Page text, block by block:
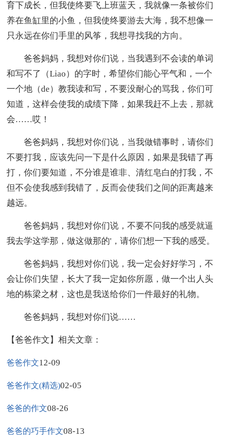
育下成长，但我使终要飞上班蓝天，我就像一条被你们
养在鱼缸里的小鱼，但我使终要游去大海，我不想像一
只永远在你们手里的风筝，我想寻找我的方向。
爸爸妈妈，我想对你们说，当我遇到不会读的单词
和写不了（Liao）的字时，希望你们能心平气和，一个
一个地（de）教我读和写，不要没耐心的骂我，你们可
知道，这样会使我的成绩下降，如果我赶不上去，那就
会……哎！
爸爸妈妈，我想对你们说，当我做错事时，请你们
不要打我，应该先问一下是什么原因，如果是我错了再
打，你们要知道，不分谁是谁非、清红皂白的打我，不
但不会使我感到我错了，反而会使我们之间的距离越来
越远。
爸爸妈妈，我想对你们说，不要不问我的感受就逼
我去学这学那，做这做那的'，请你们想一下我的感受。
爸爸妈妈，我想对你们说，我一定会好好学习，不
会让你们失望，长大了我一定如你所愿，做一个出人头
地的栋梁之材，这也是我送给你们一件最好的礼物。
爸爸妈妈，我想对你们说……
【爸爸作文】相关文章：
爸爸作文12-09
爸爸作文(精选)02-05
爸爸的作文08-26
爸爸的巧手作文08-13